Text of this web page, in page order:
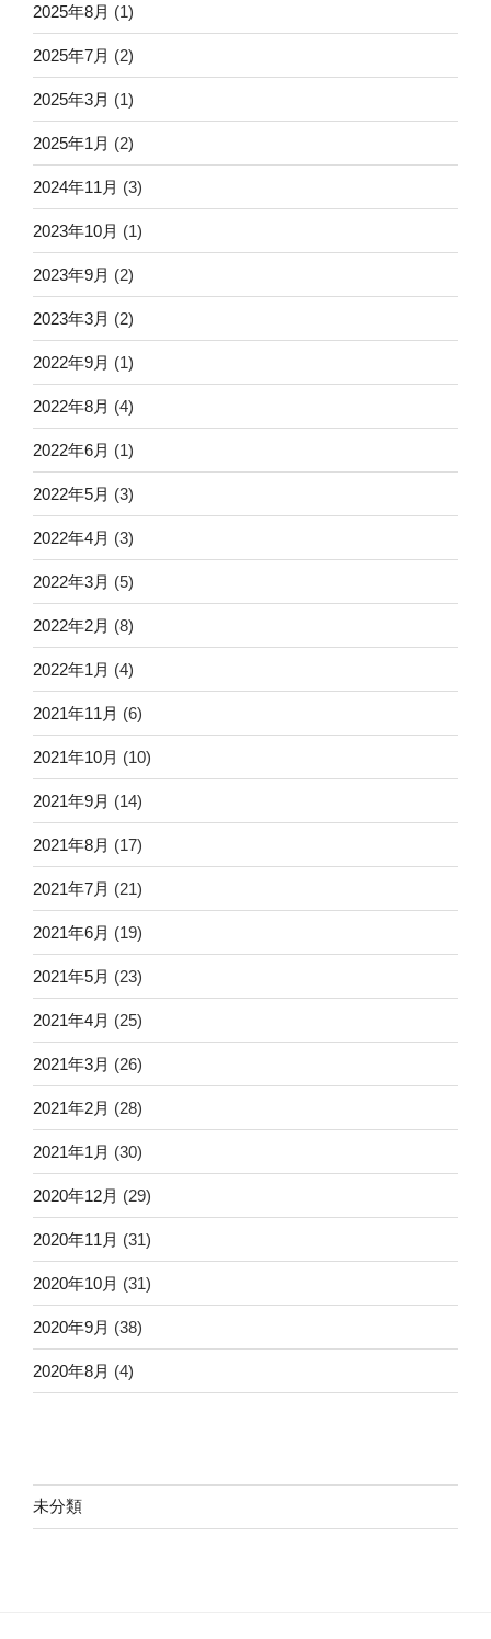
2025年8月 (1)
2025年7月 (2)
2025年3月 (1)
2025年1月 (2)
2024年11月 (3)
2023年10月 (1)
2023年9月 (2)
2023年3月 (2)
2022年9月 (1)
2022年8月 (4)
2022年6月 (1)
2022年5月 (3)
2022年4月 (3)
2022年3月 (5)
2022年2月 (8)
2022年1月 (4)
2021年11月 (6)
2021年10月 (10)
2021年9月 (14)
2021年8月 (17)
2021年7月 (21)
2021年6月 (19)
2021年5月 (23)
2021年4月 (25)
2021年3月 (26)
2021年2月 (28)
2021年1月 (30)
2020年12月 (29)
2020年11月 (31)
2020年10月 (31)
2020年9月 (38)
2020年8月 (4)
未分類